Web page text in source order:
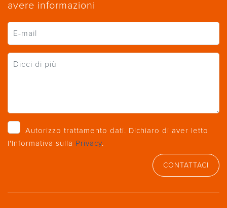
avere informazioni
Autorizzo trattamento dati. Dichiaro di aver letto
l'Informativa sulla Privacy.
CONTATTACI